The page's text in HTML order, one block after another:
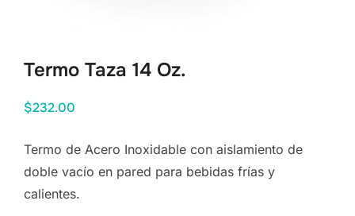
Termo Taza 14 Oz.
$232.00
Termo de Acero Inoxidable con aislamiento de
doble vacío en pared para bebidas frías y
calientes.